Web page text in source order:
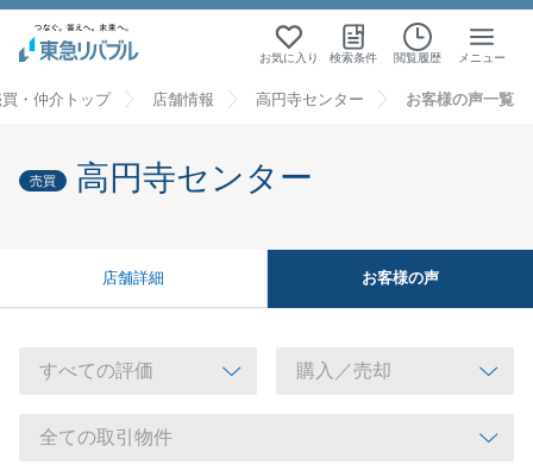
お気に入り 検索条件 閲覧履歴 メニュー
・仲介トップ 店舗情報 高円寺センター お客様の声一覧
売買 高円寺センター
店舗詳細 お客様の声